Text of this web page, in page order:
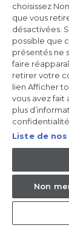
Pose Libre,
1.499,00
Économisez
-100€
choisissez
que vous
désactivées.
possible que
présentés ne
faire
retirer votre
lien Afficher
vous avez fait
plus
confidentialité.
Liste de
Non